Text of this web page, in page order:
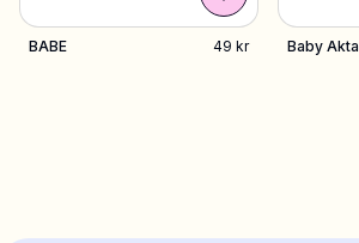
BABE 49 kr Baby Akta